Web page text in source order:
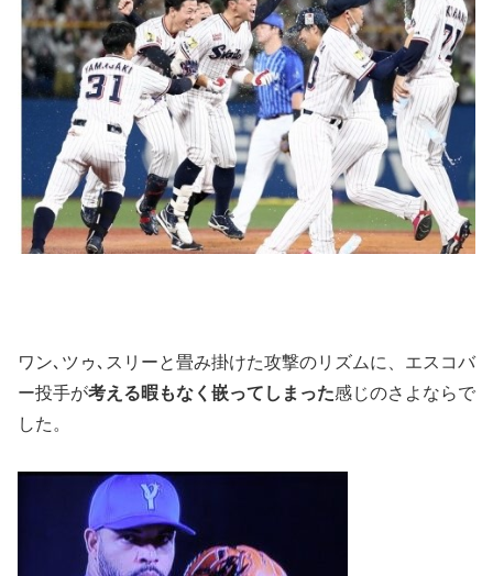
ワン､ツゥ､スリーと畳み掛けた攻撃のリズムに、エスコバ
ー投手が考える暇もなく嵌ってしまった感じのさよならで
した。